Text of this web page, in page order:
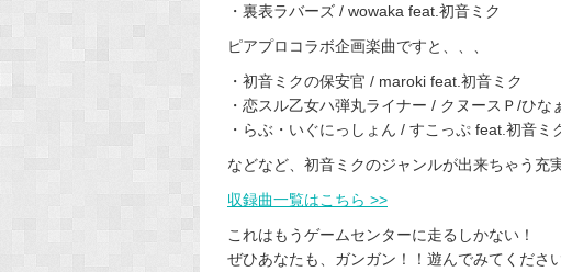
・裏表ラバーズ / wowaka feat.初音ミク
ピアプロコラボ企画楽曲ですと、、、
・初音ミクの保安官 / maroki feat.初音ミク
・恋スル乙女ハ弾丸ライナー / クヌースＰ/ひな
・らぶ・いぐにっしょん / すこっぷ feat.初音ミ
などなど、初音ミクのジャンルが出来ちゃう充
収録曲一覧はこちら >>
これはもうゲームセンターに走るしかない！
ぜひあなたも、ガンガン！！遊んでみてくださ